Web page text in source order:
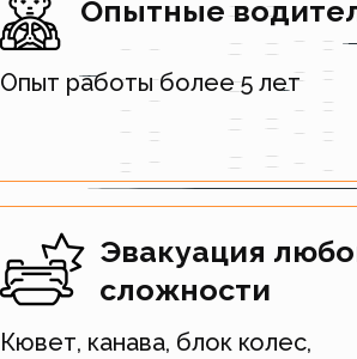
Эвакуация
сложности
Кювет, канава, блок колес,
Опытные
Опыт работы более 5 лет